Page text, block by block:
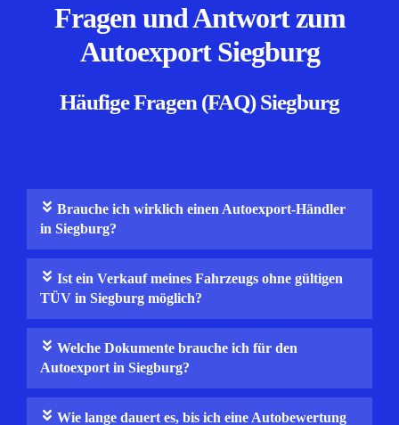
Fragen und Antwort zum
Autoexport Siegburg
Häufige Fragen (FAQ) Siegburg
Brauche ich wirklich einen Autoexport-Händler
in Siegburg?
Ist ein Verkauf meines Fahrzeugs ohne gültigen
TÜV in Siegburg möglich?
Welche Dokumente brauche ich für den
Autoexport in Siegburg?
Wie lange dauert es, bis ich eine Auto­bewertung